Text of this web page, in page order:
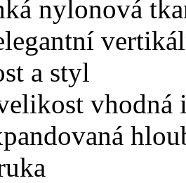
nylonová
a styl
vhodná